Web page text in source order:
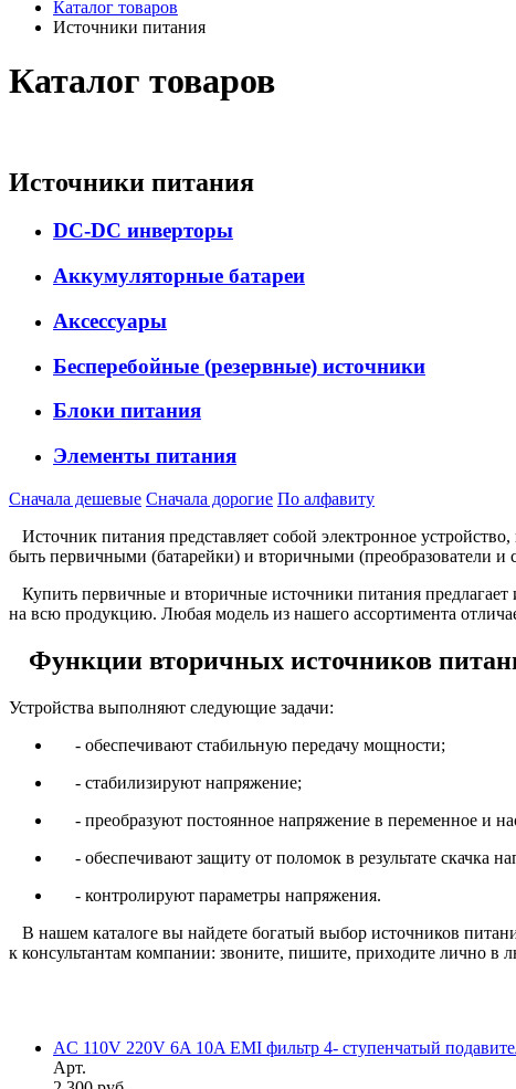
Каталог товаров
Источники питания
Каталог товаров
Источники питания
DC-DC инверторы
Аккумуляторные батареи
Аксессуары
Бесперебойные (резервные) источники
Блоки питания
Элементы питания
Сначала дешевые Сначала дорогие По алфавиту
Источник питания представляет собой электронное
быть первичными (батарейки) и вторичными (преобразователи и
Купить первичные и вторичные источники питания
на всю продукцию. Любая модель из нашего ассортимента
Функции вторичных источников
Устройства выполняют следующие задачи:
- обеспечивают стабильную передачу мощности;
- стабилизируют напряжение;
- преобразуют постоянное напряжение в переменное и
- обеспечивают защиту от поломок в результате скачка
- контролируют параметры напряжения.
В нашем каталоге вы найдете богатый выбор источников
к консультантам компании: звоните, пишите, приходите лично в
AC 110V 220V 6A 10A EMI фильтр 4- ступенчатый
Арт.